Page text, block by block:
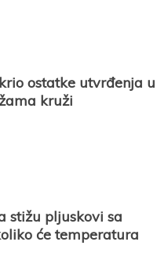
ostatke utvrđenja u
kruži
stižu pljuskovi sa
će temperatura